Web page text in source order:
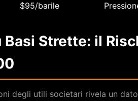
$95/barile
Basi Strette: il
degli utili societari rivela un